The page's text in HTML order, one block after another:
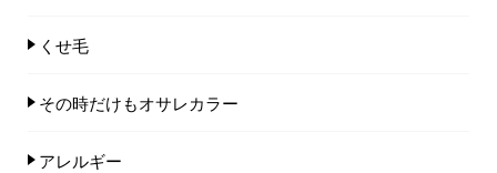
くせ毛
その時だけもオサレカラー
アレルギー